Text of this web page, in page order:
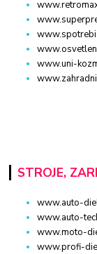
www.uni-
STROJE,
www.auto-
www.auto-
www.moto-
www.profi-